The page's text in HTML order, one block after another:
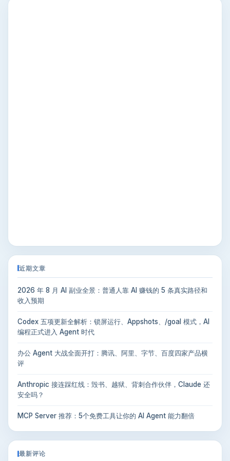
近期文章
2026 年 8 月 AI 副业全景：普通人靠 AI 赚钱的 5 条真实路径和
收入预期
Codex 五项更新全解析：锁屏运行、Appshots、/goal 模式，AI
编程正式进入 Agent 时代
办公 Agent 大战全面开打：腾讯、阿里、字节、百度四家产品横
评
Anthropic 接连踩红线：毁书、越狱、背刺合作伙伴，Claude 还
安全吗？
MCP Server 推荐：5个免费工具让你的 AI Agent 能力翻倍
最新评论